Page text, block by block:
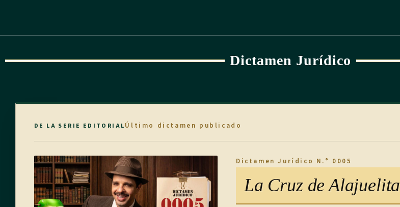
Dictamen Jurídico
DE LA SERIE EDITORIALÚltimo dictamen publicado
Dictamen Jurídico N.° 0005
La Cruz de Alajuelita